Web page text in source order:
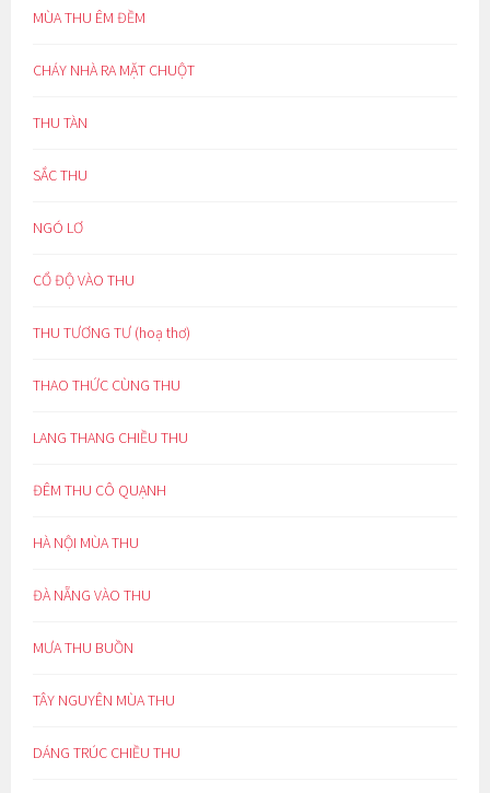
MÙA THU ÊM ĐỀM
CHÁY NHÀ RA MẶT CHUỘT
THU TÀN
SẮC THU
NGÓ LƠ
CỔ ĐỘ VÀO THU
THU TƯƠNG TƯ (hoạ thơ)
THAO THỨC CÙNG THU
LANG THANG CHIỀU THU
ĐÊM THU CÔ QUẠNH
HÀ NỘI MÙA THU
ĐÀ NẴNG VÀO THU
MƯA THU BUỒN
TÂY NGUYÊN MÙA THU
DÁNG TRÚC CHIỀU THU